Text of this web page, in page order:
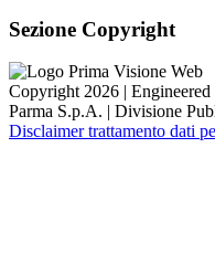
Sezione Copyright
Copyright 2026 |
Parma S.p.A. | Divisione
Disclaimer trattamento dati